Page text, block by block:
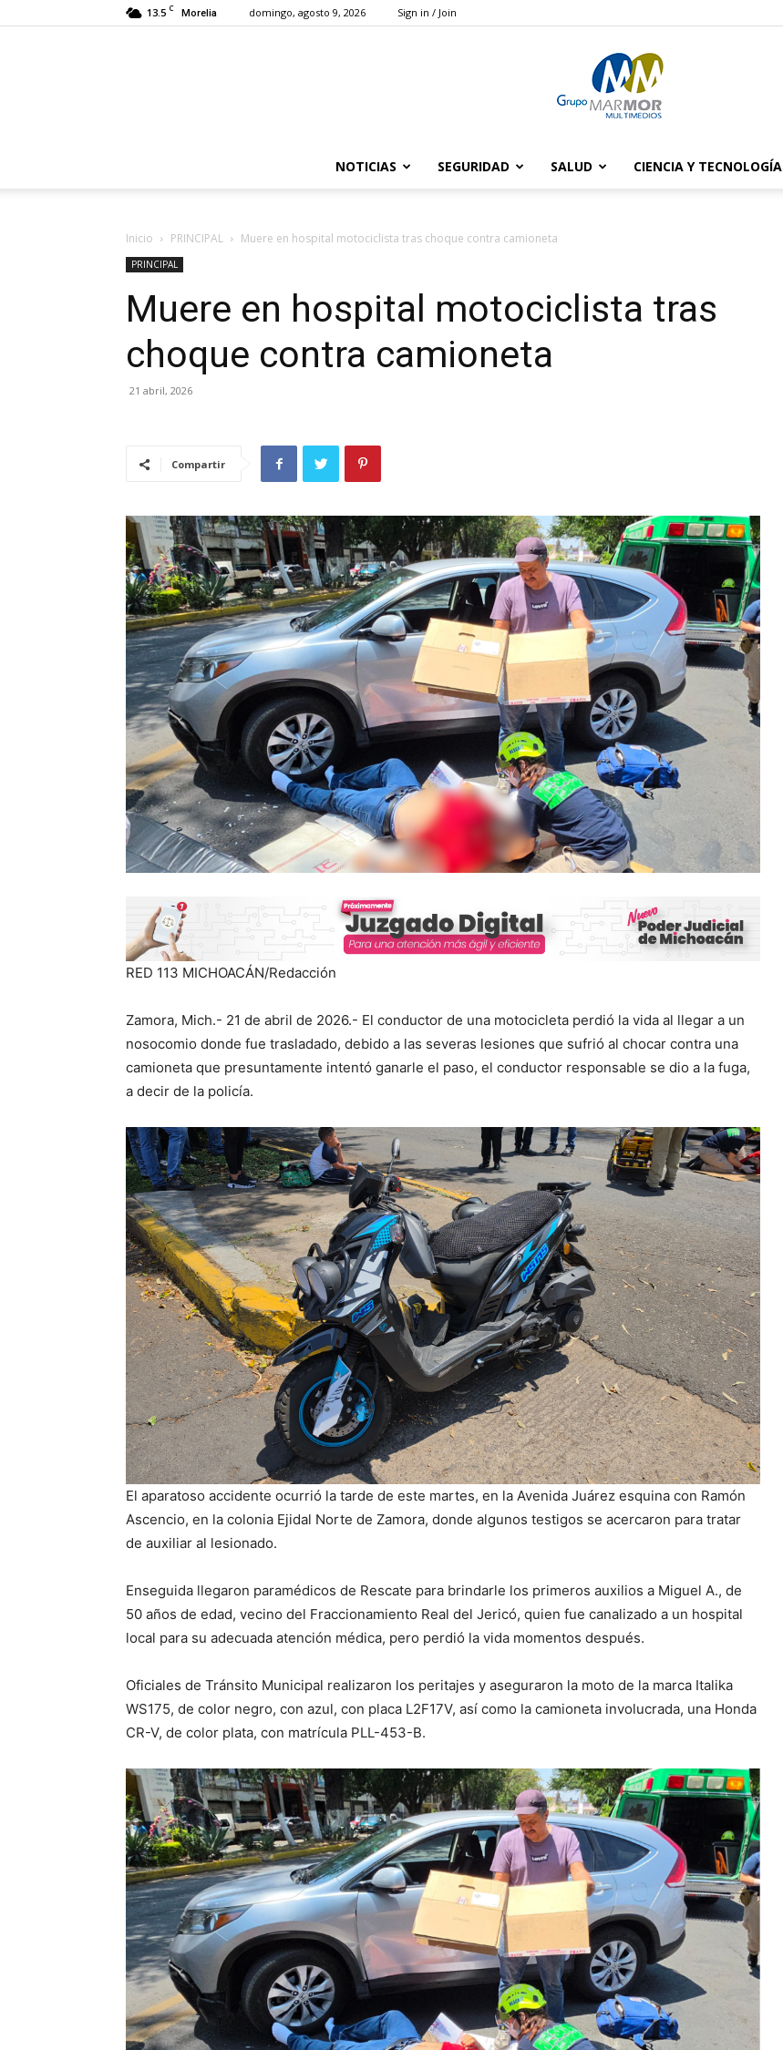
13.5 C Morelia domingo, agosto 9, 2026 Sign in / Join
Marmor
NOTICIAS SEGURIDAD SALUD CIENCIA Y TECNOLOGÍA
Inicio PRINCIPAL Muere en hospital motociclista tras choque contra camioneta
PRINCIPAL
Muere en hospital motociclista tras
choque contra camioneta
21 abril, 2026
Compartir
RED 113 MICHOACÁN/Redacción
Zamora, Mich.- 21 de abril de 2026.- El conductor de una motocicleta perdió la vida al llegar a un
nosocomio donde fue trasladado, debido a las severas lesiones que sufrió al chocar contra una
camioneta que presuntamente intentó ganarle el paso, el conductor responsable se dio a la fuga,
a decir de la policía.
El aparatoso accidente ocurrió la tarde de este martes, en la Avenida Juárez esquina con Ramón
Ascencio, en la colonia Ejidal Norte de Zamora, donde algunos testigos se acercaron para tratar
de auxiliar al lesionado.
Enseguida llegaron paramédicos de Rescate para brindarle los primeros auxilios a Miguel A., de
50 años de edad, vecino del Fraccionamiento Real del Jericó, quien fue canalizado a un hospital
local para su adecuada atención médica, pero perdió la vida momentos después.
Oficiales de Tránsito Municipal realizaron los peritajes y aseguraron la moto de la marca Italika
WS175, de color negro, con azul, con placa L2F17V, así como la camioneta involucrada, una Honda
CR-V, de color plata, con matrícula PLL-453-B.